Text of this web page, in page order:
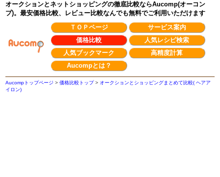
オークションとネットショッピングの徹底比較ならAucomp(オーコン
プ)。最安価格比較、レビュー比較なんでも無料でご利用いただけます
ＴＯＰページ
サービス案内
価格比較
人気レシピ検索
人気ブックマーク
高精度計算
Aucompとは？
Aucompトップページ >価格比較トップ> オークションとショッピングまとめて比較( ヘアア
イロン)